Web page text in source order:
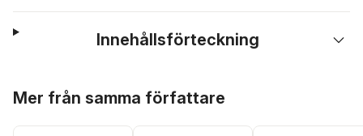
Innehållsförteckning
Mer från samma författare